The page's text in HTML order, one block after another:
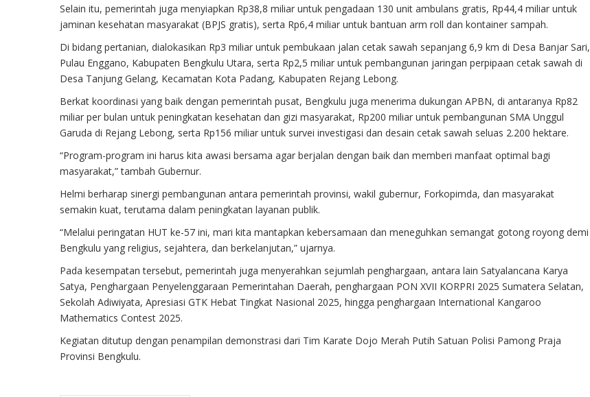
Selain itu, pemerintah juga menyiapkan Rp38,8 miliar untuk pengadaan 130 unit ambulans gratis, Rp44,4 miliar untuk
jaminan kesehatan masyarakat (BPJS gratis), serta Rp6,4 miliar untuk bantuan arm roll dan kontainer sampah.
Di bidang pertanian, dialokasikan Rp3 miliar untuk pembukaan jalan cetak sawah sepanjang 6,9 km di Desa Banjar Sari,
Pulau Enggano, Kabupaten Bengkulu Utara, serta Rp2,5 miliar untuk pembangunan jaringan perpipaan cetak sawah di
Desa Tanjung Gelang, Kecamatan Kota Padang, Kabupaten Rejang Lebong.
Berkat koordinasi yang baik dengan pemerintah pusat, Bengkulu juga menerima dukungan APBN, di antaranya Rp82
miliar per bulan untuk peningkatan kesehatan dan gizi masyarakat, Rp200 miliar untuk pembangunan SMA Unggul
Garuda di Rejang Lebong, serta Rp156 miliar untuk survei investigasi dan desain cetak sawah seluas 2.200 hektare.
“Program-program ini harus kita awasi bersama agar berjalan dengan baik dan memberi manfaat optimal bagi
masyarakat,” tambah Gubernur.
Helmi berharap sinergi pembangunan antara pemerintah provinsi, wakil gubernur, Forkopimda, dan masyarakat
semakin kuat, terutama dalam peningkatan layanan publik.
“Melalui peringatan HUT ke-57 ini, mari kita mantapkan kebersamaan dan meneguhkan semangat gotong royong demi
Bengkulu yang religius, sejahtera, dan berkelanjutan,” ujarnya.
Pada kesempatan tersebut, pemerintah juga menyerahkan sejumlah penghargaan, antara lain Satyalancana Karya
Satya, Penghargaan Penyelenggaraan Pemerintahan Daerah, penghargaan PON XVII KORPRI 2025 Sumatera Selatan,
Sekolah Adiwiyata, Apresiasi GTK Hebat Tingkat Nasional 2025, hingga penghargaan International Kangaroo
Mathematics Contest 2025.
Kegiatan ditutup dengan penampilan demonstrasi dari Tim Karate Dojo Merah Putih Satuan Polisi Pamong Praja
Provinsi Bengkulu.